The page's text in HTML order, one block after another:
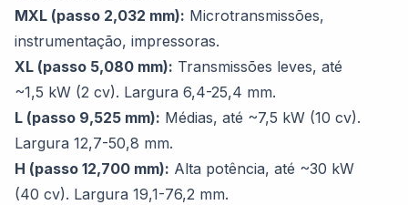
MXL (passo 2,032 mm): Microtransmissões,
instrumentação, impressoras.
XL (passo 5,080 mm): Transmissões leves, até
~1,5 kW (2 cv). Largura 6,4-25,4 mm.
L (passo 9,525 mm): Médias, até ~7,5 kW (10 cv).
Largura 12,7-50,8 mm.
H (passo 12,700 mm): Alta potência, até ~30 kW
(40 cv). Largura 19,1-76,2 mm.